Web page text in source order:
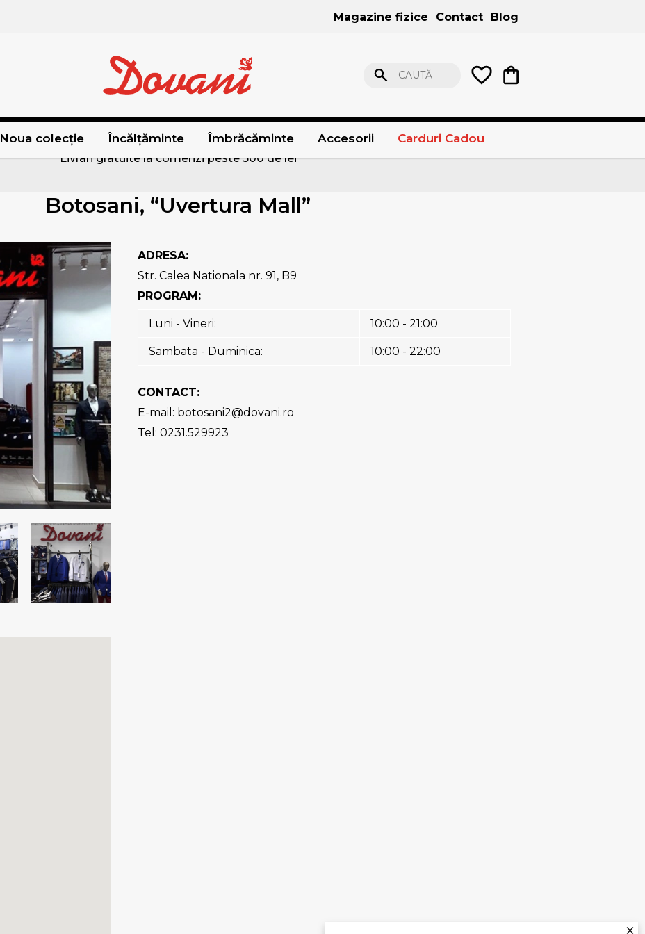
Magazine fizice Contact Blog
CAUTĂ
Noua colecție Încălțăminte Îmbrăcăminte Accesorii Carduri Cadou
Livrari gratuite la comenzi peste 500 de lei
Botosani, “Uvertura Mall”
ADRESA:
Str. Calea Nationala nr. 91, B9
PROGRAM:
Luni - Vineri: 10:00 - 21:00
Sambata - Duminica: 10:00 - 22:00
CONTACT:
E-mail: botosani2@dovani.ro
Tel: 0231.529923